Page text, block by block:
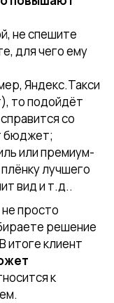
не спешите
для чего ему
Яндекс.Такси
то подойдёт
со
бюджет;
или премиум-
лучшего
вид и т.д..
просто
решение
итоге клиент
к